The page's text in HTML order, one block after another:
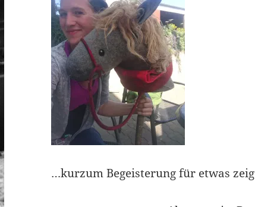
…kurzum Begeisterung für etwas